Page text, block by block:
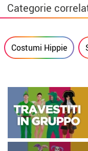
Categorie
Costumi Hippie